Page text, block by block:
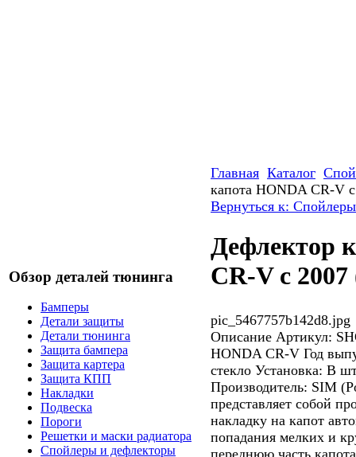
Обзор деталей тюнинга
Бамперы
Детали защиты
Детали тюнинга
Защита бампера
Защита картера
Защита КПП
Накладки
Подвеска
Пороги
Решетки и маски радиатора
Спойлеры и дефлекторы
Главная Каталог
капота HONDA CR-V
Вернуться к:
Дефлектор
CR-V с
pic_5467757b142d8.jpg
Описание Артикул:
HONDA CR-V Год
стекло Установка: В
Производитель: SIM
представляет собой
накладку на капот
попадания мелких и
переднюю часть